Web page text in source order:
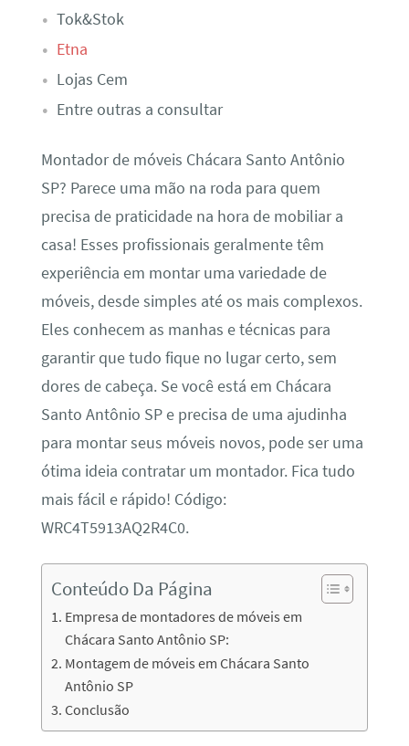
Tok&Stok
Etna
Lojas Cem
Entre outras a consultar
Montador de móveis Chácara Santo Antônio
SP? Parece uma mão na roda para quem
precisa de praticidade na hora de mobiliar a
casa! Esses profissionais geralmente têm
experiência em montar uma variedade de
móveis, desde simples até os mais complexos.
Eles conhecem as manhas e técnicas para
garantir que tudo fique no lugar certo, sem
dores de cabeça. Se você está em Chácara
Santo Antônio SP e precisa de uma ajudinha
para montar seus móveis novos, pode ser uma
ótima ideia contratar um montador. Fica tudo
mais fácil e rápido! Código:
WRC4T5913AQ2R4C0.
Conteúdo Da Página
Empresa de montadores de móveis em
Chácara Santo Antônio SP:
Montagem de móveis em Chácara Santo
Antônio SP
Conclusão